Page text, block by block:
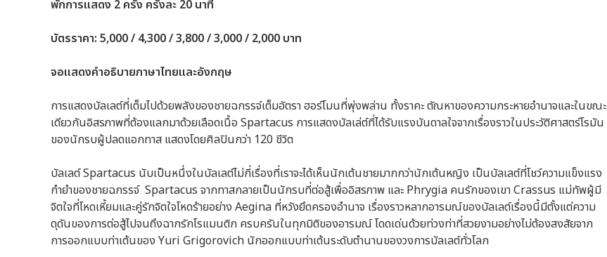
พักการแสดง 2 ครั้ง ครั้งละ 20 นาที
บัตรราคา: 5,000 / 4,300 / 3,800 / 3,000 / 2,000 บาท
จอแสดงคำอธิบายภาษาไทยและอังกฤษ
การแสดงบัลเลต์ที่เต็มไปด้วยพลังของชายฉกรรจ์เต็มอัตรา ฮอร์โมนที่พุ่งพล่าน ทั้งราคะ ตัณหาของความกระหายอำนาจและในขณะ
เดียวกันอิสรภาพที่ต้องแลกมาด้วยเลือดเนื้อ Spartacus การแสดงบัลเล่ต์ที่ได้รับแรงบันดาลใจจากเรื่องราวในประวัติศาสตร์โรมัน
ของนักรบผู้ปลดแอกทาส แสดงโดยศิลปินกว่า 120 ชีวิต
บัลเลต์ Spartacus นับเป็นหนึ่งในบัลเลต์ไม่กี่เรื่องที่เราจะได้เห็นนักเต้นชายมากกว่านักเต้นหญิง เป็นบัลเลต์ที่โชว์ความแข็งแรง
กำยำของชายฉกรรจ์ Spartacus จากทาสกลายเป็นนักรบที่ต่อสู้เพื่ออิสรภาพ และ Phrygia คนรักของเขา Crassus แม่ทัพผู้มี
จิตใจที่โหดเหี้ยมและคู่รักจิตใจโหดร้ายอย่าง Aegina ที่หวังยึดครองอำนาจ เรื่องราวหลากอารมณ์ของบัลเลต์เรื่องนี้มีตั้งแต่ความ
ดุดันของการต่อสู้ไปจนถึงฉากรักโรแมนติก ครบครันในทุกมิติของอารมณ์ โดดเด่นด้วยท่วงท่าที่สวยงามอย่างไม่ต้องสงสัยจาก
การออกแบบท่าเต้นของ Yuri Grigorovich นักออกแบบท่าเต้นระดับตำนานของวงการบัลเลต์ทั่วโลก